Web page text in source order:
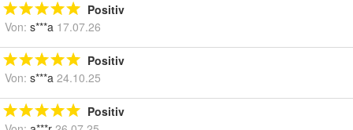
Positiv
Von: s***a 17.07.26
Positiv
Von: s***a 24.10.25
Positiv